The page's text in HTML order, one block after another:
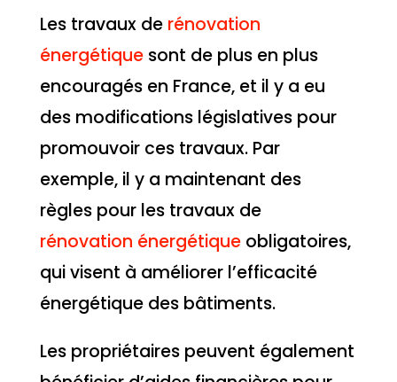
Les travaux de rénovation
énergétiquesont de plus en plus
encouragés en France, et il y a eu
des modifications législatives pour
promouvoir ces travaux. Par
exemple, il y a maintenant des
règles pour les travaux de
rénovation énergétiqueobligatoires,
qui visent à améliorer l’efficacité
énergétique des bâtiments.
Les propriétaires peuvent également